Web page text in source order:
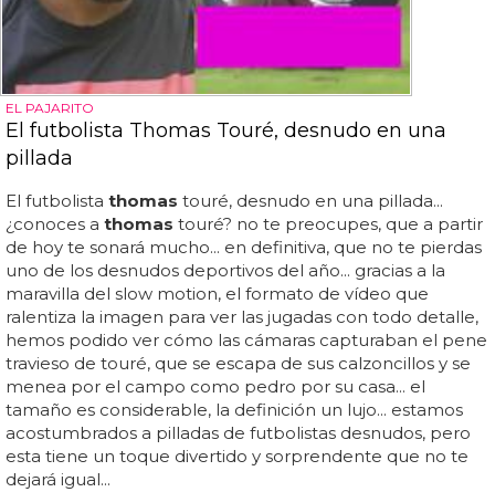
EL PAJARITO
El futbolista Thomas Touré, desnudo en una
pillada
El futbolista thomas touré, desnudo en una pillada...
¿conoces a thomas touré? no te preocupes, que a partir
de hoy te sonará mucho... en definitiva, que no te pierdas
uno de los desnudos deportivos del año... gracias a la
maravilla del slow motion, el formato de vídeo que
ralentiza la imagen para ver las jugadas con todo detalle,
hemos podido ver cómo las cámaras capturaban el pene
travieso de touré, que se escapa de sus calzoncillos y se
menea por el campo como pedro por su casa... el
tamaño es considerable, la definición un lujo... estamos
acostumbrados a pilladas de futbolistas desnudos, pero
esta tiene un toque divertido y sorprendente que no te
dejará igual...